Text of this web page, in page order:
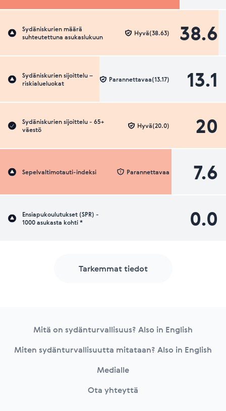
Sydäniskurien määrä
suhteutettuna asukaslukuun
38.6
Hyvä(38.63)
Sydäniskurien sijoittelu –
riskialueluokat
13.1
Parannettavaa(13.17)
Sydäniskurien sijoittelu - 65+
väestö
20
Hyvä(20.0)
Sepelvaltimotauti-indeksi 7.6
Parannettavaa
Ensiapukoulutukset (SPR) -
1000 asukasta kohti *
0.0
Tarkemmat tiedot
Mitä on sydänturvallisuus? Also in English
Miten sydänturvallisuutta mitataan? Also in English
Medialle
Ota yhteyttä